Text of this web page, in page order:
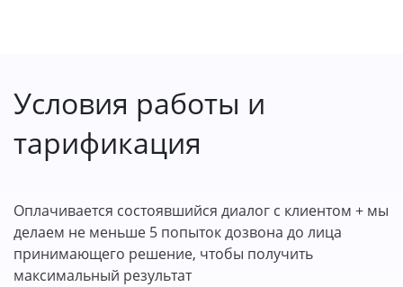
Условия работы и
тарификация
Оплачивается состоявшийся диалог с клиентом + мы
делаем не меньше 5 попыток дозвона до лица
принимающего решение, чтобы получить
максимальный результат